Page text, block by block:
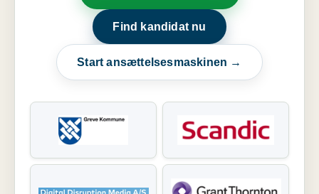
Find kandidat nu
Start ansættelsesmaskinen →